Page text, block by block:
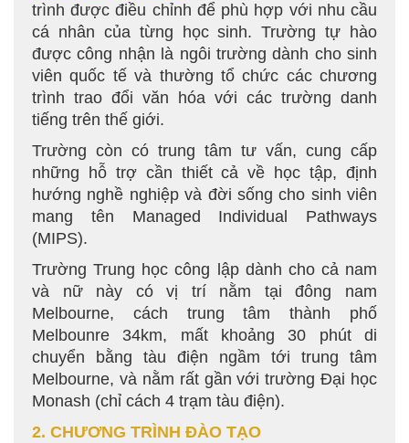
trình được điều chỉnh để phù hợp với nhu cầu
cá nhân của từng học sinh. Trường tự hào
được công nhận là ngôi trường dành cho sinh
viên quốc tế và thường tổ chức các chương
trình trao đổi văn hóa với các trường danh
tiếng trên thế giới.
Trường còn có trung tâm tư vấn, cung cấp
những hỗ trợ cần thiết cả về học tập, định
hướng nghề nghiệp và đời sống cho sinh viên
mang tên Managed Individual Pathways
(MIPS).
Trường Trung học công lập dành cho cả nam
và nữ này có vị trí nằm tại đông nam
Melbourne, cách trung tâm thành phố
Melbounre 34km, mất khoảng 30 phút di
chuyển bằng tàu điện ngầm tới trung tâm
Melbourne, và nằm rất gần với trường Đại học
Monash (chỉ cách 4 trạm tàu điện).
2. CHƯƠNG TRÌNH ĐÀO TẠO